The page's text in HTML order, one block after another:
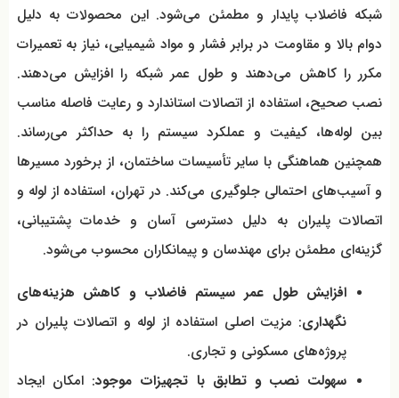
شبکه فاضلاب پایدار و مطمئن می‌شود. این محصولات به دلیل
دوام بالا و مقاومت در برابر فشار و مواد شیمیایی، نیاز به تعمیرات
مکرر را کاهش می‌دهند و طول عمر شبکه را افزایش می‌دهند.
نصب صحیح، استفاده از اتصالات استاندارد و رعایت فاصله مناسب
بین لوله‌ها، کیفیت و عملکرد سیستم را به حداکثر می‌رساند.
همچنین هماهنگی با سایر تأسیسات ساختمان، از برخورد مسیرها
و آسیب‌های احتمالی جلوگیری می‌کند. در تهران، استفاده از لوله و
اتصالات پلیران به دلیل دسترسی آسان و خدمات پشتیبانی،
گزینه‌ای مطمئن برای مهندسان و پیمانکاران محسوب می‌شود.
افزایش طول عمر سیستم فاضلاب و کاهش هزینه‌های
نگهداری: مزیت اصلی استفاده از لوله و اتصالات پلیران در
پروژه‌های مسکونی و تجاری.
سهولت نصب و تطابق با تجهیزات موجود: امکان ایجاد